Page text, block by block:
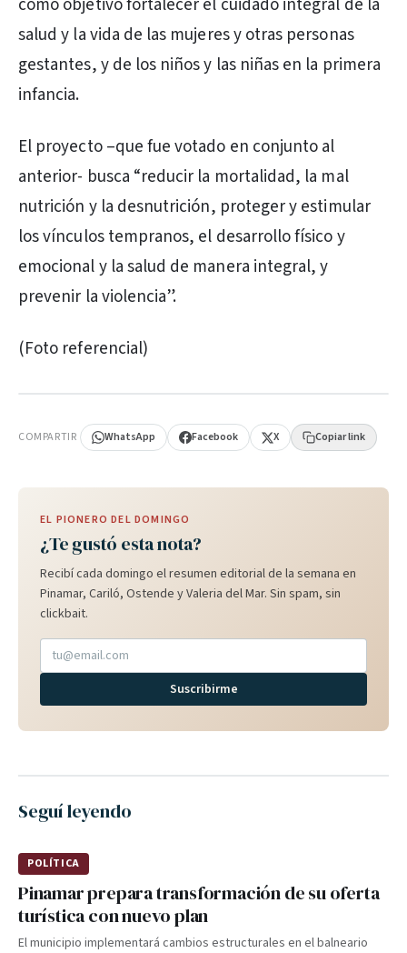
como objetivo fortalecer el cuidado integral de la
salud y la vida de las mujeres y otras personas
gestantes, y de los niños y las niñas en la primera
infancia.
El proyecto –que fue votado en conjunto al
anterior- busca “reducir la mortalidad, la mal
nutrición y la desnutrición, proteger y estimular
los vínculos tempranos, el desarrollo físico y
emocional y la salud de manera integral, y
prevenir la violencia”.
(Foto referencial)
COMPARTIR WhatsApp Facebook X Copiar link
EL PIONERO DEL DOMINGO
¿Te gustó esta nota?
Recibí cada domingo el resumen editorial de la semana en
Pinamar, Cariló, Ostende y Valeria del Mar. Sin spam, sin
clickbait.
Suscribirme
Seguí leyendo
POLÍTICA
Pinamar prepara transformación de su oferta
turística con nuevo plan
El municipio implementará cambios estructurales en el balneario